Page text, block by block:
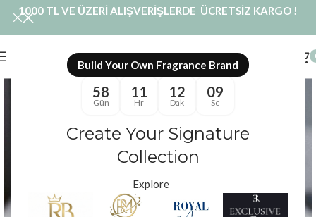
Build Your Own Fragrance Brand
58
Gün
11
Hr
12
Dak
08
Sc
Create Your Signature
Collection
Explore
1000 TL VE ÜZERİ ALIŞVERİŞLERDE ÜCRETSİZ KARGO !